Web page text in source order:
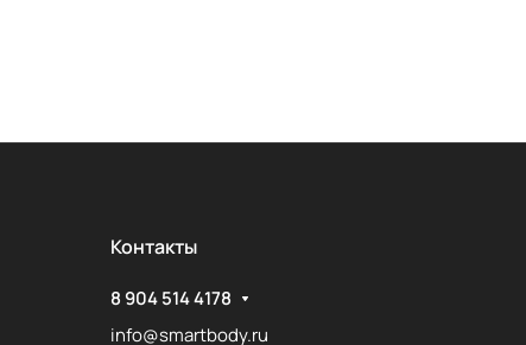
Контакты
8 904 514 4178
info@smartbody.ru